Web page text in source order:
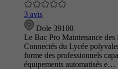
3 avis
Dole 39100
Le Bac Pro Maintenance des
Connectés du Lycée
forme des professionnels
équipements automatisés e…